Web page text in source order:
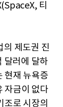
티
의 제도권 진
달러에 달하
현재 뉴욕증
자금이 없다
조로 시장의